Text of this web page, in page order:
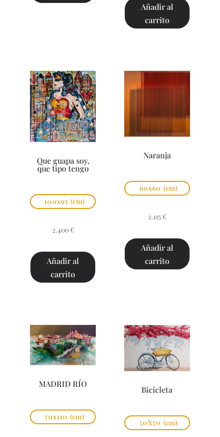
Añadir al
carrito
Que guapa soy,
que tipo tengo
100x95 (cm)
2.400 €
Añadir al
carrito
Naranja
60x60 (cm)
2.115 €
Añadir al
carrito
MADRID RÍO
70x110 (cm)
Bicicleta
50X70 (cm)